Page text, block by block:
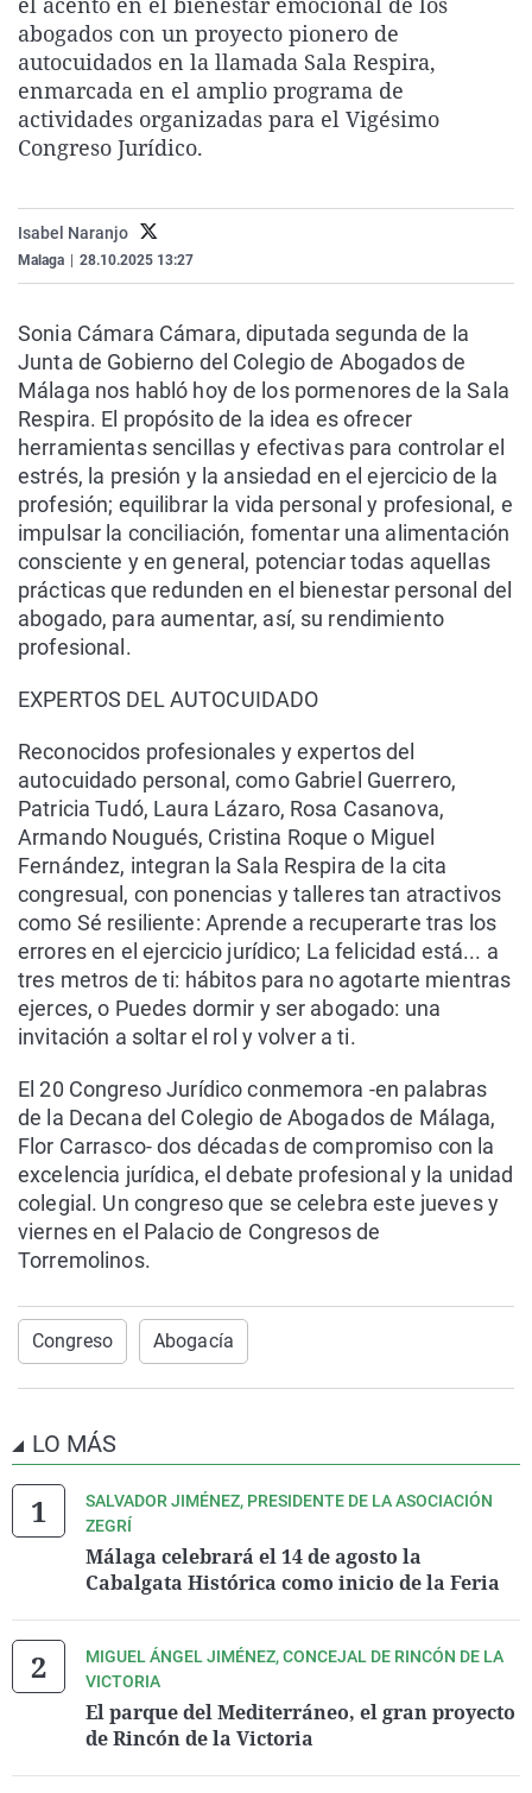
La rosa de los vientos
Gente viajera
Como el perro y el
Caso
Retornados
Equipo de
Extremadura
Galicia
La Rioja
Virales
Televisión
Elecciones
abogados con un proyecto pionero de
autocuidados en la llamada Sala Respira,
enmarcada en el amplio programa de
actividades organizadas para el Vigésimo
Congreso Jurídico.
Isabel Naranjo
Malaga 28.10.2025 13:27
Sonia Cámara Cámara, diputada segunda de la
Junta de Gobierno del Colegio de Abogados de
Málaga nos habló hoy de los pormenores de la Sala
Respira. El propósito de la idea es ofrecer
herramientas sencillas y efectivas para controlar el
estrés, la presión y la ansiedad en el ejercicio de la
profesión; equilibrar la vida personal y profesional, e
impulsar la conciliación, fomentar una alimentación
consciente y en general, potenciar todas aquellas
prácticas que redunden en el bienestar personal del
abogado, para aumentar, así, su rendimiento
profesional.
EXPERTOS DEL AUTOCUIDADO
Reconocidos profesionales y expertos del
autocuidado personal, como Gabriel Guerrero,
Patricia Tudó, Laura Lázaro, Rosa Casanova,
Armando Nougués, Cristina Roque o Miguel
Fernández, integran la Sala Respira de la cita
congresual, con ponencias y talleres tan atractivos
como Sé resiliente: Aprende a recuperarte tras los
errores en el ejercicio jurídico; La felicidad está... a
tres metros de ti: hábitos para no agotarte mientras
ejerces, o Puedes dormir y ser abogado: una
invitación a soltar el rol y volver a ti.
El 20 Congreso Jurídico conmemora -en palabras
de la Decana del Colegio de Abogados de Málaga,
Flor Carrasco- dos décadas de compromiso con la
excelencia jurídica, el debate profesional y la unidad
colegial. Un congreso que se celebra este jueves y
viernes en el Palacio de Congresos de
Torremolinos.
Congreso Abogacía
LO MÁS
SALVADOR JIMÉNEZ, PRESIDENTE DE LA ASOCIACIÓN
ZEGRÍ
Málaga celebrará el 14 de agosto la
Cabalgata Histórica como inicio de la Feria
MIGUEL ÁNGEL JIMÉNEZ, CONCEJAL DE RINCÓN DE LA
VICTORIA
El parque del Mediterráneo, el gran proyecto
de Rincón de la Victoria